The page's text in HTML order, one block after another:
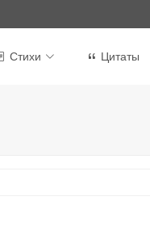
Стихи Цитаты